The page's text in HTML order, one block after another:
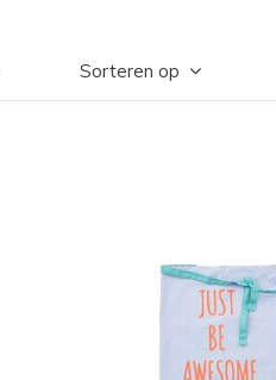
Sorteren op